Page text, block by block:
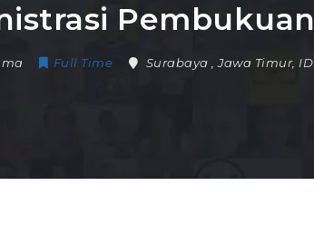
Pembukuan
Full Time Surabaya ,Jawa Timur, ID